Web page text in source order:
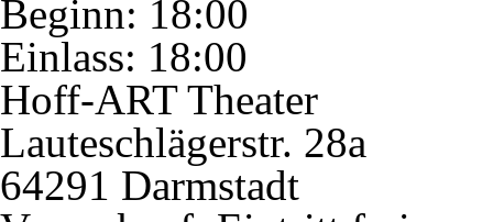
Beginn: 18:00
Einlass: 18:00
Hoff-ART Theater
Lauteschlägerstr. 28a
64291 Darmstadt